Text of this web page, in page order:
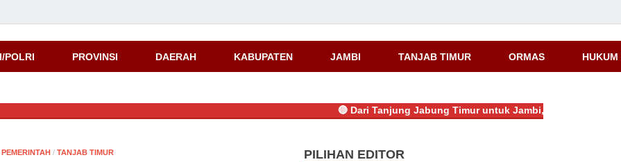
POLRI PROVINSI DAERAH KABUPATEN JAMBI TANJAB TIMUR ORMAS
Dari Tanjung Jabung Timur untuk Jambi, Bayu Anggara
PEMERINTAH / TANJAB TIMUR PILIHAN EDITOR